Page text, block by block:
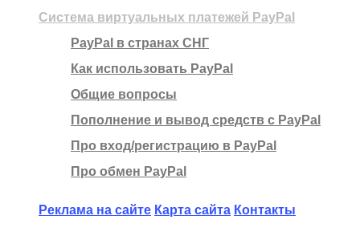
Система виртуальных платежей PayPal
PayPal в странах СНГ
Как использовать PayPal
Общие вопросы
Пополнение и вывод средств с PayPal
Про вход/регистрацию в PayPal
Про обмен PayPal
Реклама на сайте Карта сайта Контакты